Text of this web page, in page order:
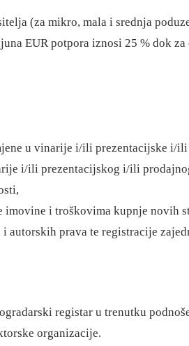
(za mikro, mala i srednja
EUR potpora iznosi 25 % dok
u vinarije i/ili prezentacijske i/
i/ili prezentacijskog i/ili
i troškovima kupnje novih
autorskih prava te registracije
registar u trenutku
organizacije.